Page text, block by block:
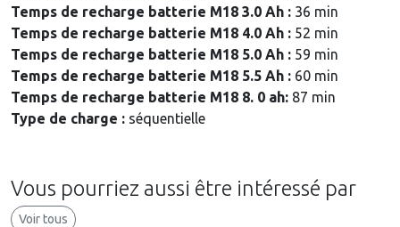
Temps de recharge batterie M18 3.0 Ah : 36 min
Temps de recharge batterie M18 4.0 Ah : 52 min
Temps de recharge batterie M18 5.0 Ah : 59 min
Temps de recharge batterie M18 5.5 Ah : 60 min
Temps de recharge batterie M18 8. 0 ah: 87 min
Type de charge : séquentielle
Vous pourriez aussi être intéressé par
Voir tous